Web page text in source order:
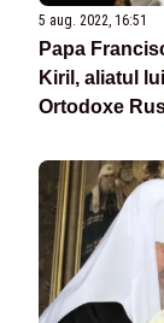
5 aug. 2022, 16:51
Papa
Kiril, aliatul
Ortodoxe